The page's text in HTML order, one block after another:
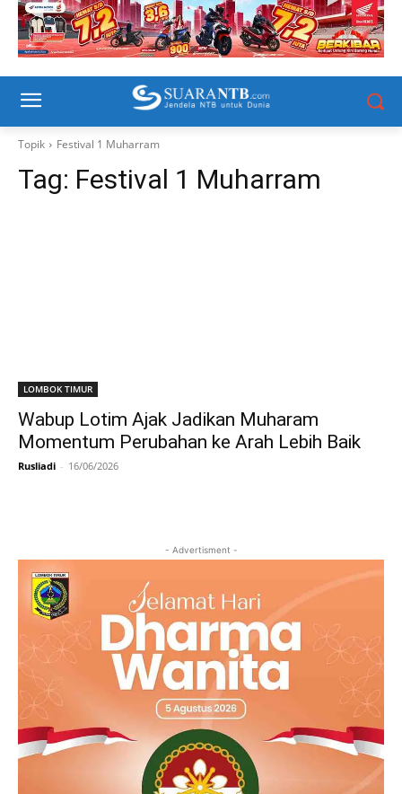
Topik Festival 1 Muharram
Tag: Festival 1 Muharram
LOMBOK TIMUR
Wabup Lotim Ajak Jadikan Muharam
Momentum Perubahan ke Arah Lebih Baik
Rusliadi - 16/06/2026
- Advertisment -